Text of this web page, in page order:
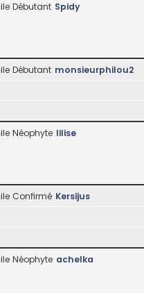
Débutant Spidy
Débutant monsieurphilou2
Néophyte lilise
Confirmé Kersijus
Néophyte achelka